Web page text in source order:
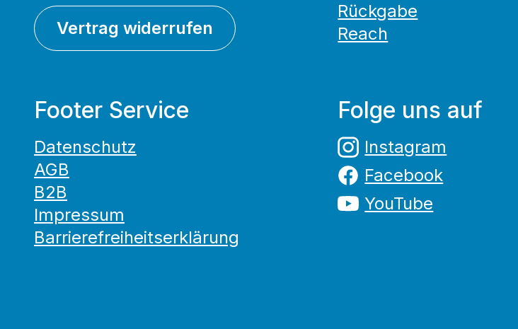
Vertrag widerrufen
Rückgabe
Reach
Footer Service
Datenschutz
AGB
B2B
Impressum
Barrierefreiheitserklärung
Folge uns auf
Instagram
Facebook
YouTube